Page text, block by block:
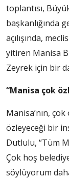
toplantısı,
başkanlığında
açılışında,
yitiren Manisa
Zeyrek için bir
“Manisa çok
Manisa’nın,
özleyeceği bir
Dutlulu, “Tüm
Çok hoş
söylüyorum